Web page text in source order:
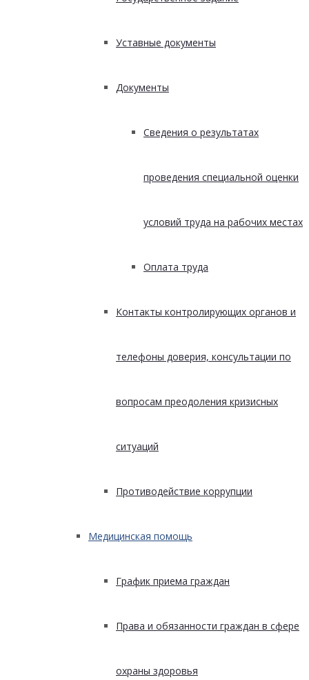
Уставные документы
Документы
Сведения о результатах
проведения специальной оценки
условий труда на рабочих местах
Оплата труда
Контакты контролирующих органов и
телефоны доверия, консультации по
вопросам преодоления кризисных
ситуаций
Противодействие коррупции
Медицинская помощь
График приема граждан
Права и обязанности граждан в сфере
охраны здоровья